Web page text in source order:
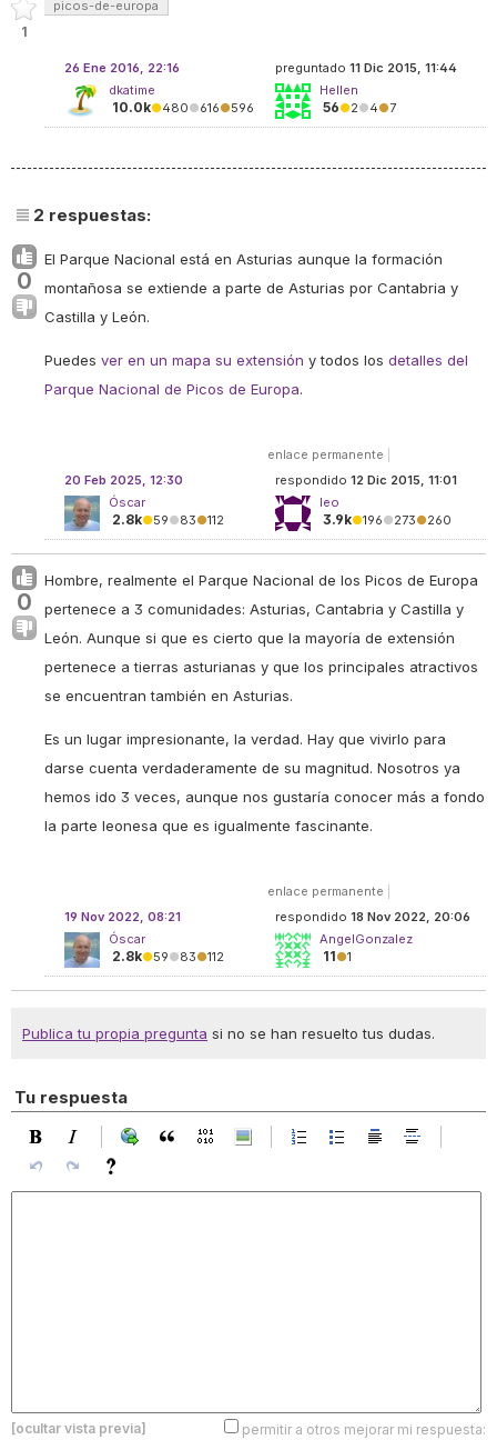
1
picos-de-europa
preguntado 11 Dic 2015, 11:44
Hellen
56●2●4●7
26 Ene 2016, 22:16
dkatime
10.0k●480●616●596
2 respuestas:
0
El Parque Nacional está en Asturias aunque la formación
montañosa se extiende a parte de Asturias por Cantabria y
Castilla y León.
Puedes ver en un mapa su extensión y todos los detalles del
Parque Nacional de Picos de Europa.
enlace permanente
respondido 12 Dic 2015, 11:01
leo
3.9k●196●273●260
20 Feb 2025, 12:30
Óscar
2.8k●59●83●112
0
Hombre, realmente el Parque Nacional de los Picos de Europa
pertenece a 3 comunidades: Asturias, Cantabria y Castilla y
León. Aunque si que es cierto que la mayoría de extensión
pertenece a tierras asturianas y que los principales atractivos
se encuentran también en Asturias.
Es un lugar impresionante, la verdad. Hay que vivirlo para
darse cuenta verdaderamente de su magnitud. Nosotros ya
hemos ido 3 veces, aunque nos gustaría conocer más a fondo
la parte leonesa que es igualmente fascinante.
enlace permanente
respondido 18 Nov 2022, 20:06
AngelGonzalez
11●1
19 Nov 2022, 08:21
Óscar
2.8k●59●83●112
Publica tu propia pregunta si no se han resuelto tus dudas.
Tu respuesta
[ocultar vista previa]
permitir a otros mejorar mi respuesta: